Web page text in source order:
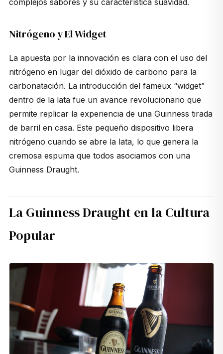
complejos sabores y su característica suavidad.
Nitrógeno y El Widget
La apuesta por la innovación es clara con el uso del
nitrógeno en lugar del dióxido de carbono para la
carbonatación. La introducción del fameux “widget”
dentro de la lata fue un avance revolucionario que
permite replicar la experiencia de una Guinness tirada
de barril en casa. Este pequeño dispositivo libera
nitrógeno cuando se abre la lata, lo que genera la
cremosa espuma que todos asociamos con una
Guinness Draught.
La Guinness Draught en la Cultura
Popular